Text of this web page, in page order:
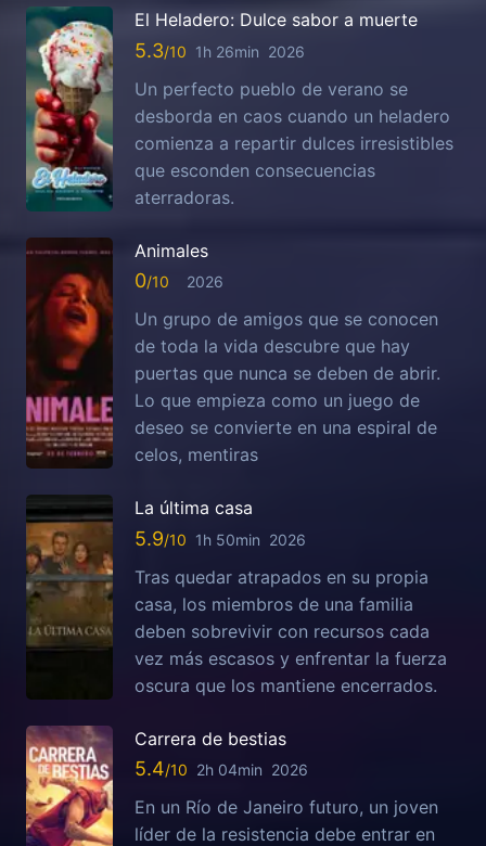
El Heladero: Dulce sabor a muerte
5.3 1h 26min 2026
Un perfecto pueblo de verano se
desborda en caos cuando un heladero
comienza a repartir dulces irresistibles
que esconden consecuencias
aterradoras.
Animales
0 2026
Un grupo de amigos que se conocen
de toda la vida descubre que hay
puertas que nunca se deben de abrir.
Lo que empieza como un juego de
deseo se convierte en una espiral de
celos, mentiras
La última casa
5.9 1h 50min 2026
Tras quedar atrapados en su propia
casa, los miembros de una familia
deben sobrevivir con recursos cada
vez más escasos y enfrentar la fuerza
oscura que los mantiene encerrados.
Carrera de bestias
5.4 2h 04min 2026
En un Río de Janeiro futuro, un joven
líder de la resistencia debe entrar en